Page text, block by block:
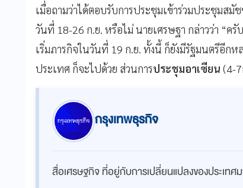
เมื่อถามว่าได้ตอบรับการประชุมเข้าร่วมประชุมส
วันที่ 18-26 ก.ย. หรือไม่ นายเศรษฐา กล่าวว่า “ค
เริ่มภารกิจในวันที่ 19 ก.ย. ทั้งนี้ ก็ยังมีรัฐมนตรีอีก
ประเทศ ก็จะไปด้วย ส่วนการประชุมอาเซียน (4-
กรุงเทพธุรกิจ
สื่อเศรษฐกิจ ที่อยู่กับการเปลี่ยนแปลงของประเทศ